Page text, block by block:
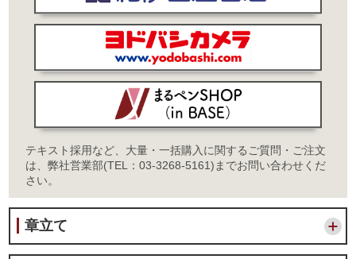
テキスト採用など、大量・一括購入に関するご質問・ご注文
は、弊社営業部(TEL：03-3268-5161)までお問い合わせくだ
さい。
章立て